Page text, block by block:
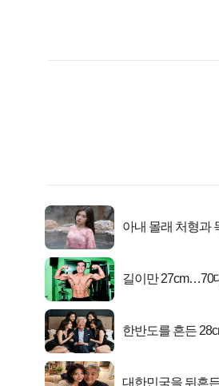
아내 몰래 처형과
길이만 27cm…70
한반도를 흔든
대한민국을 뒤흔